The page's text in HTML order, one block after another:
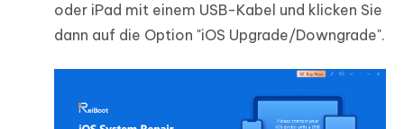
oder iPad mit einem USB-Kabel und klicken Sie
dann auf die Option "iOS Upgrade/Downgrade".